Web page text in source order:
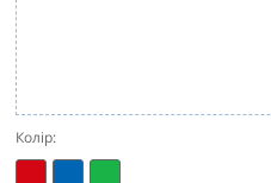
Колір: